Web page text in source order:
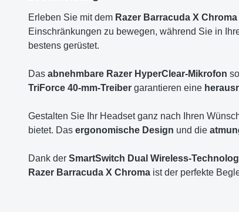
Erleben Sie mit dem Razer Barracuda X Chroma
Einschränkungen zu bewegen, während Sie in
bestens gerüstet.
Das abnehmbare Razer HyperClear-Mikrofon
TriForce 40-mm-Treiber garantieren eine
Gestalten Sie Ihr Headset ganz nach Ihren
bietet. Das ergonomische Design und die
Dank der SmartSwitch Dual Wireless-
Razer Barracuda X Chroma ist der perfekte